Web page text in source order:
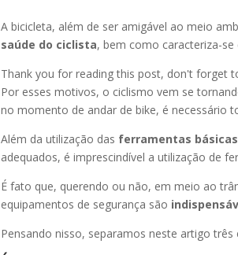
A bicicleta, além de ser amigável ao meio
saúde do ciclista, bem como caracteriza-
Thank you for reading this post, don't forget
Por esses motivos, o ciclismo vem se
no momento de andar de bike, é necessário
Além da utilização das ferramentas
adequados, é imprescindível a utilização de
É fato que, querendo ou não, em meio ao
equipamentos de segurança são
Pensando nisso, separamos neste artigo